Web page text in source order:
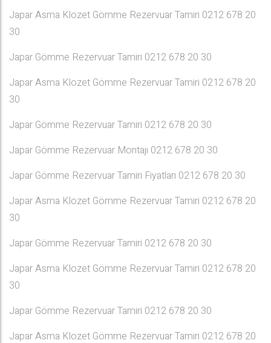
Japar Asma Klozet Gömme Rezervuar Tamiri 0212 678 20
30
Japar Gömme Rezervuar Tamiri 0212 678 20 30
Japar Asma Klozet Gömme Rezervuar Tamiri 0212 678 20
30
Japar Gömme Rezervuar Tamiri 0212 678 20 30
Japar Gömme Rezervuar Montajı 0212 678 20 30
Japar Gömme Rezervuar Tamiri Fiyatları 0212 678 20 30
Japar Asma Klozet Gömme Rezervuar Tamiri 0212 678 20
30
Japar Gömme Rezervuar Tamiri 0212 678 20 30
Japar Asma Klozet Gömme Rezervuar Tamiri 0212 678 20
30
Japar Gömme Rezervuar Tamiri 0212 678 20 30
Japar Asma Klozet Gömme Rezervuar Tamiri 0212 678 20